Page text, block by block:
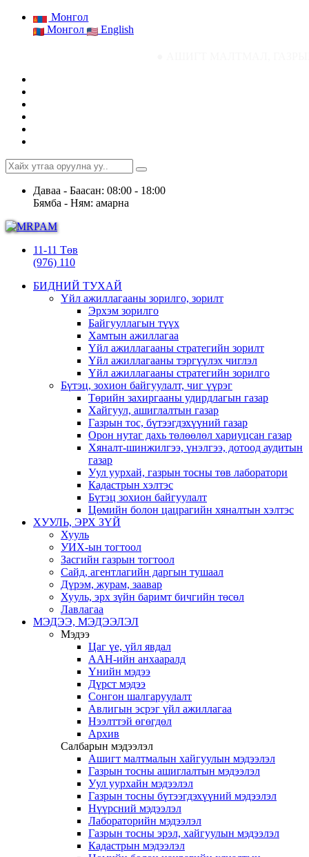
Монгол
Монгол
English
Даваа - Баасан: 08:00 - 18:00
Бямба - Ням: амарна
11-11 Төв
(976) 110
БИДНИЙ ТУХАЙ
Үйл ажиллагааны зорилго, зорилт
Эрхэм зорилго
Байгууллагын түүх
Хамтын ажиллагаа
Үйл ажиллагааны стратегийн зорилт
Үйл ажиллагааны тэргүүлэх чиглэл
Үйл ажиллагааны стратегийн зорилго
Бүтэц, зохион байгуулалт, чиг үүрэг
Төрийн захиргааны удирдлагын газар
Хайгуул, ашиглалтын газар
Газрын тос, бүтээгдэхүүний газар
Орон нутаг дахь төлөөлөл хариуцсан газар
Хяналт-шинжилгээ, үнэлгээ, дотоод аудитын
газар
Уул уурхай, газрын тосны төв лаборатори
Кадастрын хэлтэс
Бүтэц зохион байгуулалт
Цөмийн болон цацрагийн хяналтын хэлтэс
ХУУЛЬ, ЭРХ ЗҮЙ
Хууль
УИХ-ын тогтоол
Засгийн газрын тогтоол
Сайд, агентлагийн даргын тушаал
Дүрэм, журам, заавар
Хууль, эрх зүйн баримт бичгийн төсөл
Лавлагаа
МЭДЭЭ, МЭДЭЭЛЭЛ
Мэдээ
Цаг үе, үйл явдал
ААН-ийн анхааралд
Үнийн мэдээ
Дүрст мэдээ
Сонгон шалгаруулалт
Авлигын эсрэг үйл ажиллагаа
Нээлттэй өгөгдөл
Архив
Салбарын мэдээлэл
Ашигт малтмалын хайгуулын мэдээлэл
Газрын тосны ашиглалтын мэдээлэл
Уул уурхайн мэдээлэл
Газрын тосны бүтээгдэхүүний мэдээлэл
Нүүрсний мэдээлэл
Лабораторийн мэдээлэл
Газрын тосны эрэл, хайгуулын мэдээлэл
Кадастрын мэдээлэл